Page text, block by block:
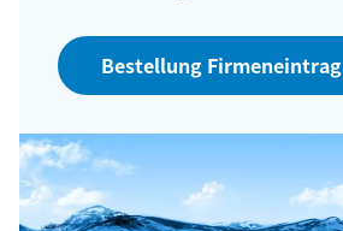
Bestellung Firmeneintrag